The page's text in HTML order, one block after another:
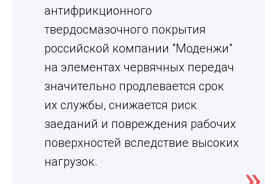
антифрикционного
твердосмазочного покрытия
российской компании "Моденжи"
на элементах червячных передач
значительно продлевается срок
их службы, снижается риск
заеданий и повреждения рабочих
поверхностей вследствие высоких
нагрузок.